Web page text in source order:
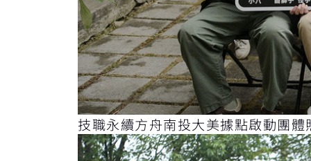
技職永續方舟南投大美據點啟動團體